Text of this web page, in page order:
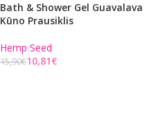
Bath & Shower Gel Guavalava
Kūno Prausiklis
Hemp Seed
15,90€10,81€